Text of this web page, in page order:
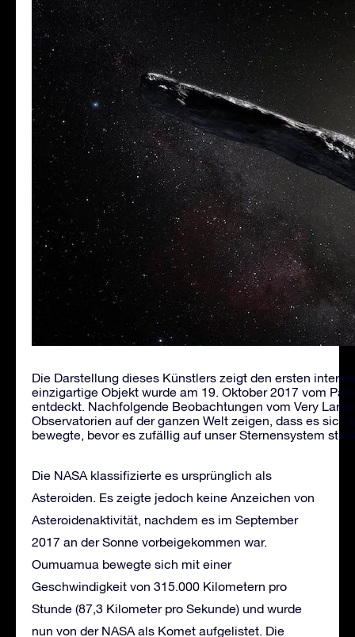
Die Darstellung dieses Künstlers zeigt den ersten
einzigartige Objekt wurde am 19. Oktober 2017 vom
entdeckt. Nachfolgende Beobachtungen vom Very
Observatorien auf der ganzen Welt zeigen, dass es
bewegte, bevor es zufällig auf unser Sternensystem
Die NASA klassifizierte es ursprünglich als
Asteroiden. Es zeigte jedoch keine Anzeichen von
Asteroidenaktivität, nachdem es im September
2017 an der Sonne vorbeigekommen war.
Oumuamua bewegte sich mit einer
Geschwindigkeit von 315.000 Kilometern pro
Stunde (87,3 Kilometer pro Sekunde) und wurde
nun von der NASA als Komet aufgelistet. Die